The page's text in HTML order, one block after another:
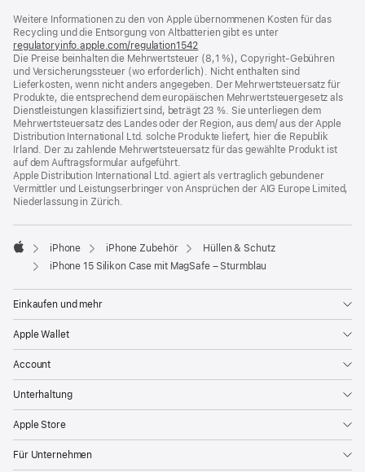
neues
Fenster)
Weitere Informationen zu den von Apple übernommenen Kosten für das
Recycling und die Entsorgung von Altbatterien gibt es unter
regulatoryinfo.apple.com/regulation1542
ein
neues
Fenster)
Die Preise beinhalten die Mehrwertsteuer (8,1 %), Copyright-Gebühren
und Versicherungssteuer (wo erforderlich). Nicht enthalten sind
Lieferkosten, wenn nicht anders angegeben. Der Mehrwertsteuersatz für
Produkte, die entsprechend dem europäischen Mehrwertsteuergesetz als
Dienstleistungen klassifiziert sind, beträgt 23 %. Sie unterliegen dem
Mehrwertsteuersatz des Landes oder der Region, aus dem/ aus der Apple
Distribution International Ltd. solche Produkte liefert, hier die Republik
Irland. Der zu zahlende Mehrwertsteuersatz für das gewählte Produkt ist
auf dem Auftragsformular aufgeführt.
Apple Distribution International Ltd. agiert als vertraglich gebundener
Vermittler und Leistungserbringer von Ansprüchen der AIG Europe Limited,
Niederlassung in Zürich.
Apple
iPhone iPhone Zubehör
Hüllen & Schutz
iPhone 15 Silikon Case mit MagSafe – Sturmblau
Einkaufen und mehr
Apple Wallet
Account
Unterhaltung
Apple Store
Für Unternehmen